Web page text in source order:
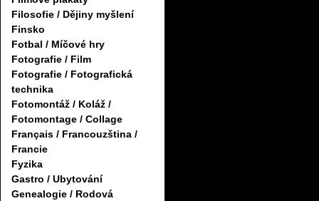
Filosofie / Dějiny myšlení
Finsko
Fotbal / Míčové hry
Fotografie / Film
Fotografie / Fotografická
technika
Fotomontáž / Koláž /
Fotomontage / Collage
Français / Francouzština /
Francie
Fyzika
Gastro / Ubytování
Genealogie / Rodová